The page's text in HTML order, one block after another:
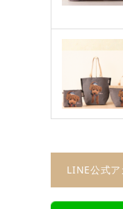
LINE公式ア